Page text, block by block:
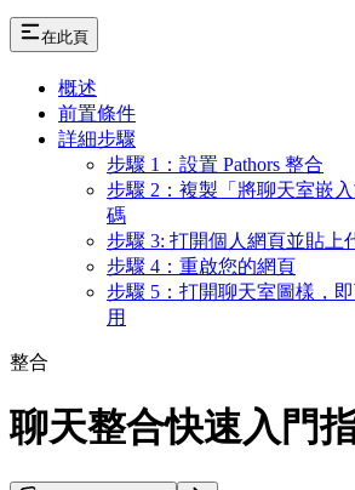
在此頁
概述
前置條件
詳細步驟
步驟 1：設置 Pathors 整合
步驟 2：複製「將聊天室嵌
碼
步驟 3: 打開個人網頁並貼上
步驟 4：重啟您的網頁
步驟 5：打開聊天室圖樣，
用
整合
聊天整合快速入門